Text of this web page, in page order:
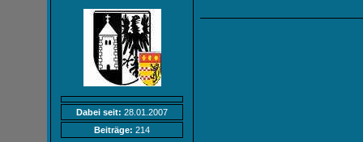
Dabei seit: 28.01.2007
Beiträge: 214